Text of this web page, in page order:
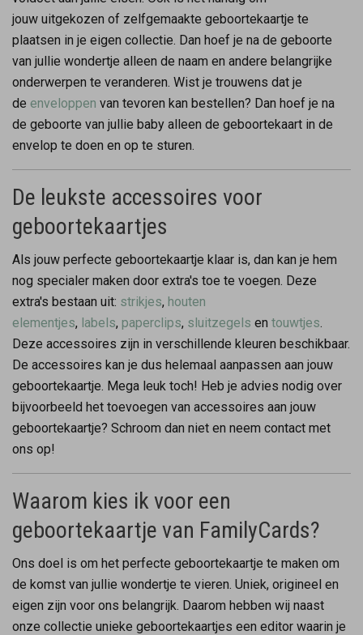
jouw uitgekozen of zelfgemaakte geboortekaartje te
plaatsen in je eigen collectie. Dan hoef je na de geboorte
van jullie wondertje alleen de naam en andere belangrijke
onderwerpen te veranderen. Wist je trouwens dat je
de enveloppen van tevoren kan bestellen? Dan hoef je na
de geboorte van jullie baby alleen de geboortekaart in de
envelop te doen en op te sturen.
De leukste accessoires voor
geboortekaartjes
Als jouw perfecte geboortekaartje klaar is, dan kan je hem
nog specialer maken door extra's toe te voegen. Deze
extra's bestaan uit: strikjes, houten
elementjes, labels, paperclips, sluitzegels en touwtjes
Deze accessoires zijn in verschillende kleuren beschikbaar.
De accessoires kan je dus helemaal aanpassen aan jouw
geboortekaartje. Mega leuk toch! Heb je advies nodig over
bijvoorbeeld het toevoegen van accessoires aan jouw
geboortekaartje? Schroom dan niet en neem contact met
ons op!
Waarom kies ik voor een
geboortekaartje van FamilyCards?
Ons doel is om het perfecte geboortekaartje te maken om
de komst van jullie wondertje te vieren. Uniek, origineel en
eigen zijn voor ons belangrijk. Daarom hebben wij naast
onze collectie unieke geboortekaartjes een editor waarin je